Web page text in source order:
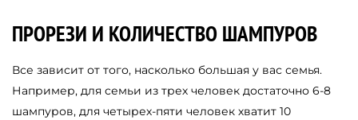
ПРОРЕЗИ И КОЛИЧЕСТВО ШАМПУРОВ
Все зависит от того, насколько большая у вас семья.
Например, для семьи из трех человек достаточно 6-8
шампуров, для четырех-пяти человек хватит 10